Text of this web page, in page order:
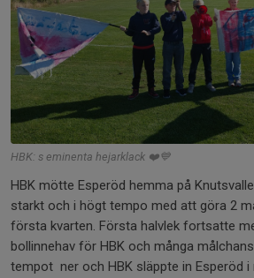
HBK: s eminenta hejarklack ❤️💙
HBK mötte Esperöd hemma på
starkt och i högt tempo med att göra 2
första kvarten. Första halvlek fortsatte
bollinnehav för HBK och många
tempot ner och HBK släppte in Esperöd